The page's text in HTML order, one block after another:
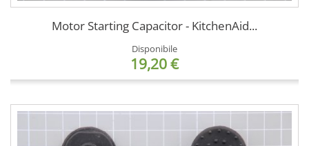
Motor Starting Capacitor - KitchenAid...
Disponibile
19,20 €